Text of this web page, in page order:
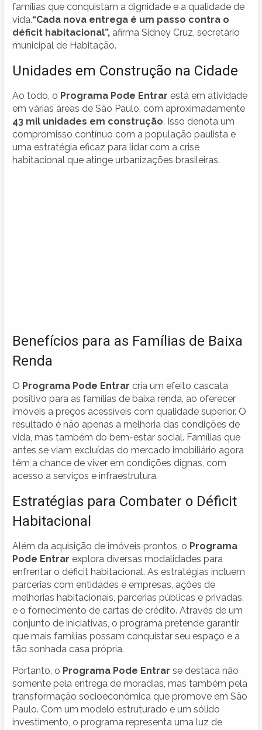
famílias que conquistam a dignidade e a qualidade de
vida.“Cada nova entrega é um passo contra o
déficit habitacional”, afirma Sidney Cruz, secretário
municipal de Habitação.
Unidades em Construção na Cidade
Ao todo, o Programa Pode Entrar está em atividade
em várias áreas de São Paulo, com aproximadamente
43 mil unidades em construção. Isso denota um
compromisso contínuo com a população paulista e
uma estratégia eficaz para lidar com a crise
habitacional que atinge urbanizações brasileiras.
Benefícios para as Famílias de Baixa
Renda
O Programa Pode Entrar cria um efeito cascata
positivo para as famílias de baixa renda, ao oferecer
imóveis a preços acessíveis com qualidade superior. O
resultado é não apenas a melhoria das condições de
vida, mas também do bem-estar social. Famílias que
antes se viam excluídas do mercado imobiliário agora
têm a chance de viver em condições dignas, com
acesso a serviços e infraestrutura.
Estratégias para Combater o Déficit
Habitacional
Além da aquisição de imóveis prontos, o Programa
Pode Entrar explora diversas modalidades para
enfrentar o déficit habitacional. As estratégias incluem
parcerias com entidades e empresas, ações de
melhorias habitacionais, parcerias públicas e privadas,
e o fornecimento de cartas de crédito. Através de um
conjunto de iniciativas, o programa pretende garantir
que mais famílias possam conquistar seu espaço e a
tão sonhada casa própria.
Portanto, o Programa Pode Entrar se destaca não
somente pela entrega de moradias, mas também pela
transformação socioeconômica que promove em São
Paulo. Com um modelo estruturado e um sólido
investimento, o programa representa uma luz de